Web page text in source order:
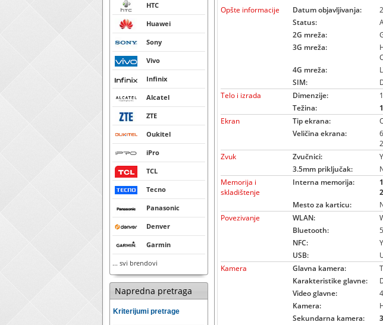
HTC
Huawei
Sony
Vivo
Infinix
Alcatel
ZTE
Oukitel
iPro
TCL
Tecno
Panasonic
Denver
Garmin
... svi brendovi
Napredna pretraga
Kriterijumi pretrage
Opšte informacije Datum objavljivanja:
Status:
2G mreža:
3G mreža:
4G mreža:
SIM:
Telo i izrada
Dimenzije:
Težina:
Ekran
Tip ekrana:
Veličina ekrana:
Zvuk
Zvučnici:
3.5mm priključak:
Memorija i
skladištenje
Interna memorija:
Mesto za karticu:
Povezivanje
WLAN:
Bluetooth:
NFC:
USB:
Kamera
Glavna kamera:
Karakteristike glavne:
Video glavne:
Kamera:
Sekundarna kamera: